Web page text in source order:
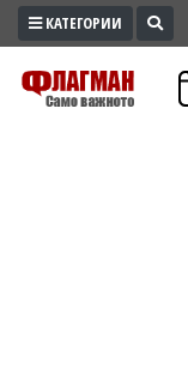
ПРОМО
ЗОНА
КАТЕГОРИИ